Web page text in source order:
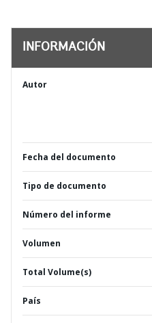
INFORMACIÓN
Autor
Fecha del documento
Tipo de documento
Número del informe
Volumen
Total Volume(s)
País